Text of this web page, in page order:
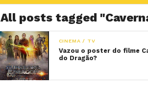
All posts tagged
CINEMA / TV
Vazou o poster do filme
do Dragão?